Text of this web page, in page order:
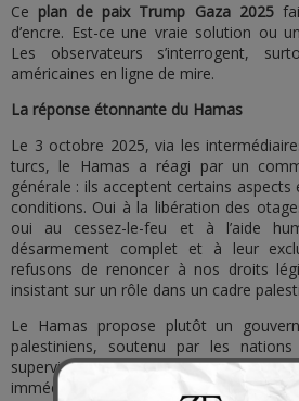
Ce plan de paix Trump Gaza 2025
d’encre. Est-ce une vraie solution ou
Les observateurs s’interrogent,
américaines en ligne de mire.
La réponse étonnante du Hamas
Le 3 octobre 2025, via les
turcs, le Hamas a réagi par un
générale : ils acceptent certains aspects
conditions. Oui à la libération des
oui au cessez-le-feu et à l’aide
désarmement complet et à leur
refusons de renoncer à nos droits
insistant sur un rôle dans un cadre
Le Hamas propose plutôt un
palestiniens, soutenu par les
supervision par Tony Blair. Ils
immédiates via les médiateurs. Trump